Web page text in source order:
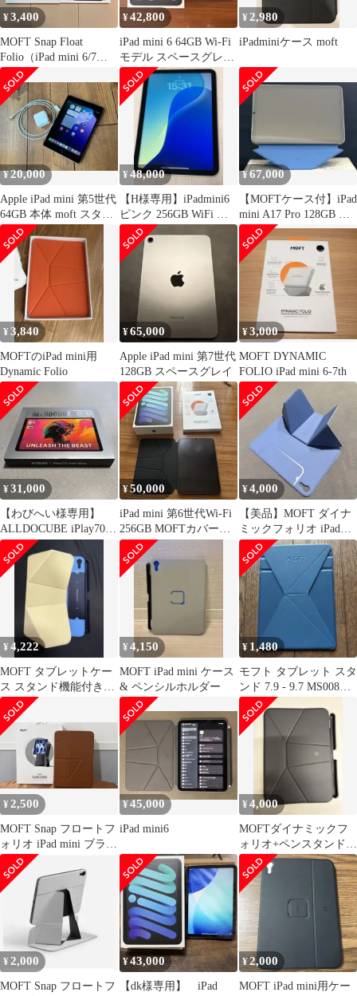
¥3,400
MOFT Snap Float
Folio（iPad mini 6/7）
ブラック
¥42,800
iPad mini 6 64GB Wi-Fi
モデル スペースグレイ
付属品完備
¥ 2,980
iPadminiケース moft
¥20,000
Apple iPad mini 第5世代
64GB 本体 moft スタン
ド付
¥48,000
【H様専用】iPadmini6
ピンク 256GB WiFi バ
ッテリー94%
¥67,000
【MOFTケース付】iPad
mini A17 Pro 128GB Wi-
Fi
¥3,840
MOFTのiPad mini用
Dynamic Folio
¥65,000
Apple iPad mini 第7世代
128GB スペースグレイ
¥3,000
MOFT DYNAMIC
FOLIO iPad mini 6-7th
¥31,000
【わびへい様専用】
ALLDOCUBE iPlay70
mini Ultra
¥50,000
iPad mini 第6世代Wi-Fi
256GB MOFTカバー付
き
¥4,000
【美品】MOFT ダイナ
ミックフォリオ iPad
mini 7 / 6 用カバー
¥4,222
MOFT タブレットケー
ス スタンド機能付き
ダイナミックフォリオ
¥4,150
MOFT iPad mini ケース
& ペンシルホルダー
¥ 1,480
モフト タブレット スタ
ンド 7.9 - 9.7 MS008M-
1-BU ブルー
¥ 2,500
MOFT Snap フロートフ
ォリオ iPad mini ブラウ
ン
¥45,000
iPad mini6
¥4,000
MOFTダイナミックフ
ォリオ+ペンスタンド
iPad mini
¥2,000
MOFT Snap フロートフ
¥43,000
【dk様専用】 iPad
¥2,000
MOFT iPad mini用ケー